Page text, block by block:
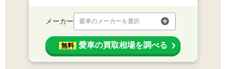
メーカー 愛車のメーカーを選択
無料 愛車の買取相場を調べる